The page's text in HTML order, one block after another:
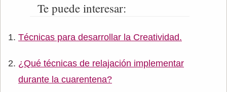
Te puede interesar:
Técnicas para desarrollar la Creatividad.
¿Qué técnicas de relajación implementar
durante la cuarentena?